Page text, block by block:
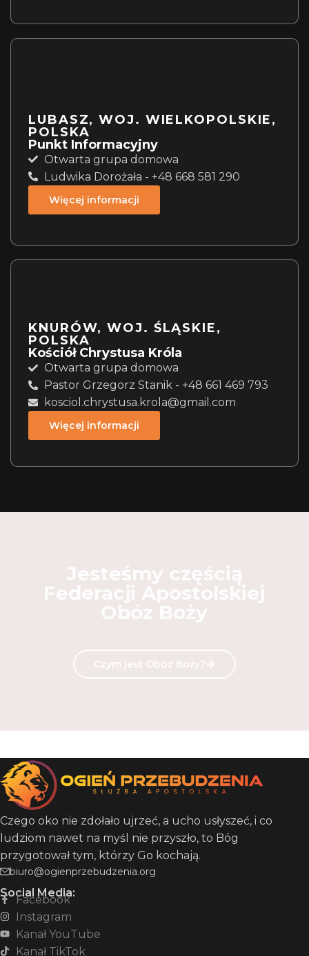
LUBASZ, WOJ. WIELKOPOLSKIE,
POLSKA
Punkt Informacyjny
Otwarta grupa domowa
Ludwika Dorożała - +48 668 581 290
Więcej informacji
KNURÓW, WOJ. ŚLĄSKIE,
POLSKA
Kościół Chrystusa Króla
Otwarta grupa domowa
Pastor Grzegorz Stanik - +48 661 469 793
kosciol.chrystusa.krola@gmail.com
Więcej informacji
Czym jest Obóz Boży?
Czego oko nie zdołało ujrzeć, a ucho usłyszeć, i co
ludziom nawet na myśl nie przyszło, to Bóg
przygotował tym, którzy Go kochają.
biuro@ogienprzebudzenia.org
Social Media:
Facebook
Instagram
Kanał YouTube
Kanał TikTok